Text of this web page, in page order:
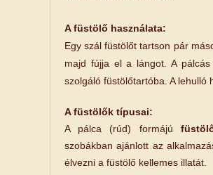
A füstölő használata:
Egy szál füstölőt tartson pár
majd fújja el a lángot. A
szolgáló füstölőtartóba. A lehulló
A füstölők típusai:
A pálca (rúd) formájú
szobákban ajánlott az
élvezni a füstölő kellemes illatát.